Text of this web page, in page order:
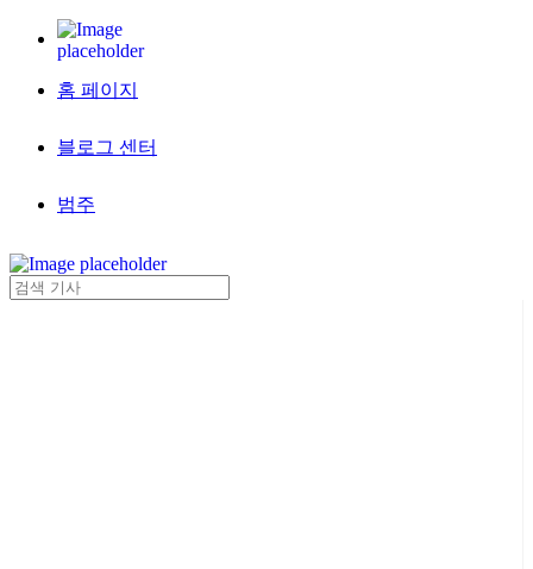
홈 페이지
블로그 센터
범주